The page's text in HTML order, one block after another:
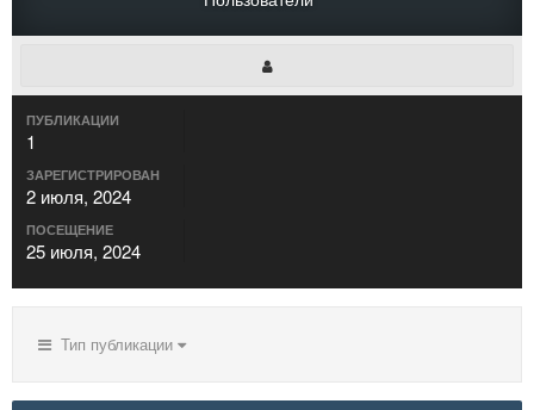
ПУБЛИКАЦИИ
1
ЗАРЕГИСТРИРОВАН
2 июля, 2024
ПОСЕЩЕНИЕ
25 июля, 2024
Тип публикации